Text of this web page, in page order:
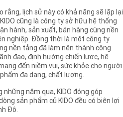
rằng, lịch sử này có khả năng sẽ lặp lại
cũng là công ty sở hữu hệ thống
hành, sản xuất, bán hàng cùng nền
nghiệp. Đồng thời là một công ty
nền tảng đã làm nên thành công
đạo, định hướng chiến lược, hệ
đến niềm vui, sức khỏe cho người
đa dạng, chất lượng.
những năm qua, KIDO đóng góp
sản phẩm củ KIDO đều có biên lợi
Đô.